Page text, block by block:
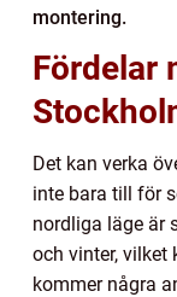
montering.
Fördelar
Det kan verka
inte bara till för
nordliga läge är
och vinter, vilket
kommer några